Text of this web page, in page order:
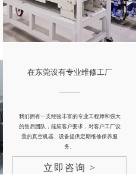
在东莞设有专业维修工厂
我们拥有一支经验丰富的专业工程师和强大
的售后团队，能应客户要求，对客户工厂设
置的真空机器、设备提供定期维修保养服
务。
立即咨询 >